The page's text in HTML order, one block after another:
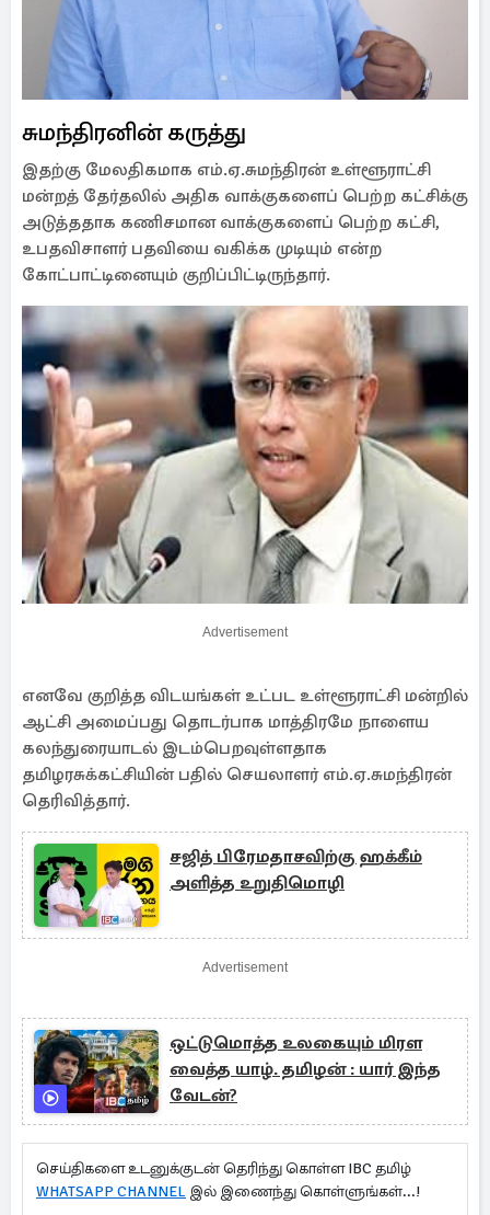
சுமந்திரனின் கருத்து
இதற்கு மேலதிகமாக எம்.ஏ.சுமந்திரன் உள்ளூராட்சி
மன்றத் தேர்தலில் அதிக வாக்குகளைப் பெற்ற கட்சிக்கு
அடுத்ததாக கணிசமான வாக்குகளைப் பெற்ற கட்சி,
உபதவிசாளர் பதவியை வகிக்க முடியும் என்ற
கோட்பாட்டினையும் குறிப்பிட்டிருந்தார்.
Advertisement
எனவே குறித்த விடயங்கள் உட்பட உள்ளூராட்சி மன்றில்
ஆட்சி அமைப்பது தொடர்பாக மாத்திரமே நாளைய
கலந்துரையாடல் இடம்பெறவுள்ளதாக
தமிழரசுக்கட்சியின் பதில் செயலாளர் எம்.ஏ.சுமந்திரன்
தெரிவித்தார்.
சஜித் பிரேமதாசவிற்கு ஹக்கீம்
அளித்த உறுதிமொழி
Advertisement
ஒட்டுமொத்த உலகையும் மிரள
வைத்த யாழ். தமிழன் : யார் இந்த
வேடன்?
செய்திகளை உடனுக்குடன் தெரிந்து கொள்ள IBC தமிழ்
WHATSAPP CHANNEL இல் இணைந்து கொள்ளுங்கள்...!